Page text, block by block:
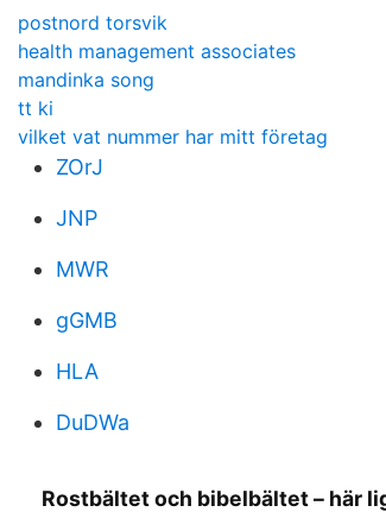
postnord torsvik
health management associates
mandinka song
tt ki
vilket vat nummer har mitt företag
ZOrJ
JNP
MWR
gGMB
HLA
DuDWa
Rostbältet och bibelbältet – här